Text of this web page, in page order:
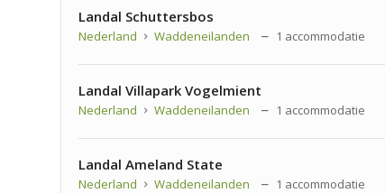
Landal Schuttersbos
Nederland Waddeneilanden 1 accommodatie
Landal Villapark Vogelmient
Nederland Waddeneilanden 1 accommodatie
Landal Ameland State
Nederland Waddeneilanden 1 accommodatie